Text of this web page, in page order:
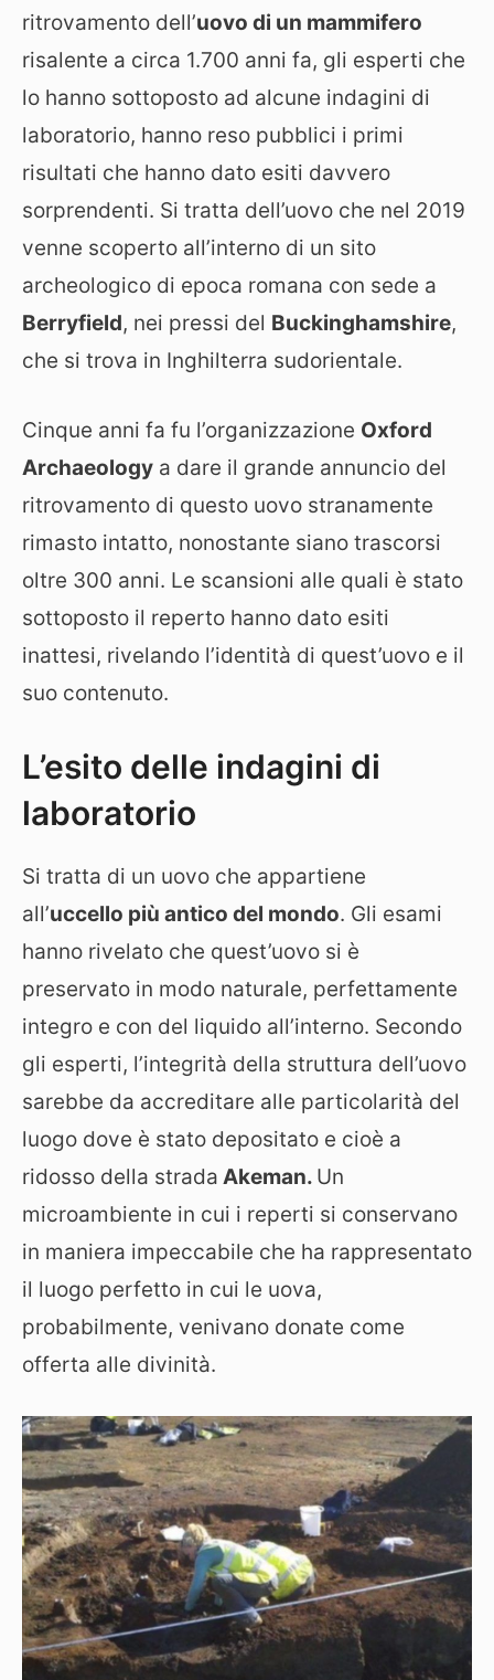
ritrovamento dell’uovo di un mammifero
risalente a circa 1.700 anni fa, gli esperti che
lo hanno sottoposto ad alcune indagini di
laboratorio, hanno reso pubblici i primi
risultati che hanno dato esiti davvero
sorprendenti. Si tratta dell’uovo che nel 2019
venne scoperto all’interno di un sito
archeologico di epoca romana con sede a
Berryfield, nei pressi del Buckinghamshire,
che si trova in Inghilterra sudorientale.
Cinque anni fa fu l’organizzazione Oxford
Archaeology a dare il grande annuncio del
ritrovamento di questo uovo stranamente
rimasto intatto, nonostante siano trascorsi
oltre 300 anni. Le scansioni alle quali è stato
sottoposto il reperto hanno dato esiti
inattesi, rivelando l’identità di quest’uovo e il
suo contenuto.
L’esito delle indagini di
laboratorio
Si tratta di un uovo che appartiene
all’uccello più antico del mondo. Gli esami
hanno rivelato che quest’uovo si è
preservato in modo naturale, perfettamente
integro e con del liquido all’interno. Secondo
gli esperti, l’integrità della struttura dell’uovo
sarebbe da accreditare alle particolarità del
luogo dove è stato depositato e cioè a
ridosso della strada Akeman. Un
microambiente in cui i reperti si conservano
in maniera impeccabile che ha rappresentato
il luogo perfetto in cui le uova,
probabilmente, venivano donate come
offerta alle divinità.